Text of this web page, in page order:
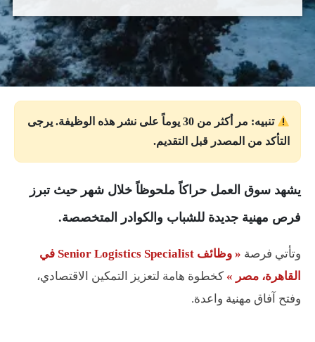
تنبيه: مر أكثر من 30 يوماً على نشر هذه الوظيفة. يرجى
التأكد من المصدر قبل التقديم.
يشهد سوق العمل حراكاً ملحوظاً خلال شهر حيث تبرز
فرص مهنية جديدة للشباب والكوادر المتخصصة.
وتأتي فرصة
« وظائف Senior Logistics Specialist في
القاهرة، مصر » كخطوة هامة لتعزيز التمكين الاقتصادي،
وفتح آفاق مهنية واعدة.